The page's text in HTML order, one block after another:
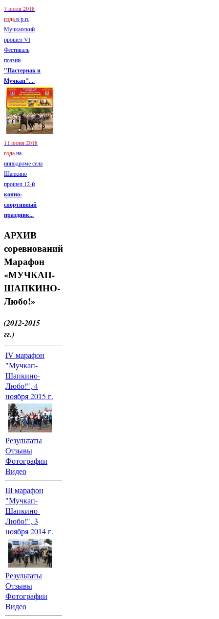
7 июля 2018
годав р.п.
Мучкапский
прошел VI
Фестиваль
поэзии
"Пастернак и
Мучкап"....
11 июня 2018
годана
ипподроме села
Шапкино
прошел 12-й
конно-
спортивный
праздник...
АРХИВ
соревнований
Марафон
«МУЧКАП-
ШАПКИНО-
Любо!»
(2012-2015
гг.)
IV марафон
"Мучкап-
Шапкино-
Любо!", 4
ноября 2015 г.
Результаты
Отзывы
Фотографии
Видео
III марафон
"Мучкап-
Шапкино-
Любо!", 3
ноября 2014 г.
Результаты
Отзывы
Фотографии
Видео